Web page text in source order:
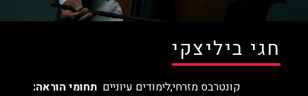
חגי ביליצקי
תחומי הוראה קונטרבס מזרחילימודים עיוניים